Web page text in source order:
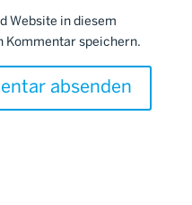
Website in diesem
Kommentar speichern.